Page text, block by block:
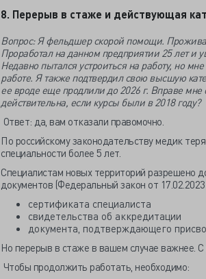
8. Перерыв в стаже и действующая
Вопрос: Я фельдшер скорой помощи.
Проработал на данном предприятии 25 лет и
Недавно пытался устроиться на работу, но
работе. Я также подтвердил свою высшую
ее вроде еще продлили до 2026 г. Вправе мне
действительна, если курсы были в 2018 году?
Ответ: да, вам отказали правомочно.
По российскому законодательству медик
специальности более 5 лет.
Специалистам новых территорий разрешено
документов (Федеральный закон от
сертификата специалиста
свидетельства об аккредитации
документа, подтверждающего
Но перерыв в стаже в вашем случае важнее.
Чтобы продолжить работать, необходимо: